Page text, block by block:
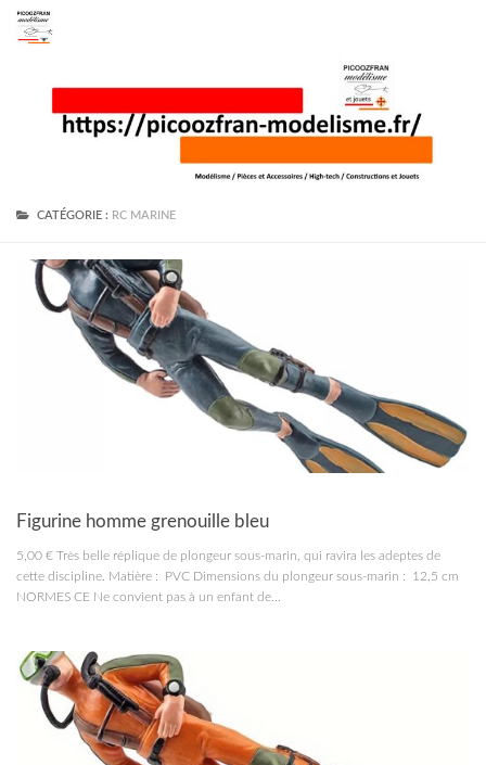
Skip to content
CATÉGORIE : RC MARINE
Figurine homme grenouille bleu
5,00 € Très belle réplique de plongeur sous-marin, qui ravira les adeptes de
cette discipline. Matière : PVC Dimensions du plongeur sous-marin : 12,5 cm
NORMES CE Ne convient pas à un enfant de...